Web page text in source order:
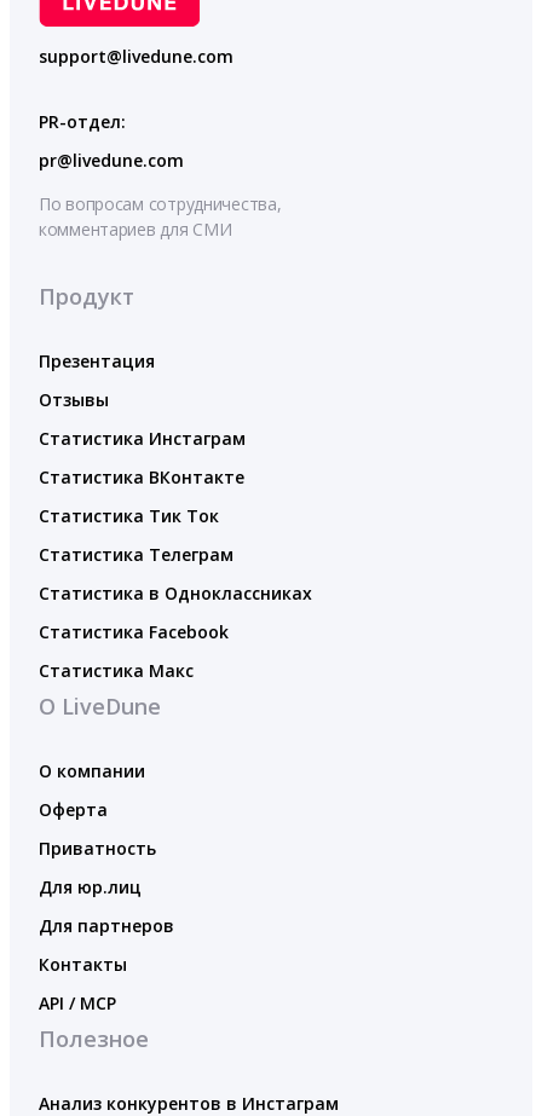
support@livedune.com
PR-отдел:
pr@livedune.com
По вопросам сотрудничества,
комментариев для СМИ
Продукт
Презентация
Отзывы
Статистика Инстаграм
Статистика ВКонтакте
Статистика Тик Ток
Статистика Телеграм
Статистика в Одноклассниках
Статистика Facebook
Статистика Макс
О LiveDune
О компании
Оферта
Приватность
Для юр.лиц
Для партнеров
Контакты
API / MCP
Полезное
Анализ конкурентов в Инстаграм